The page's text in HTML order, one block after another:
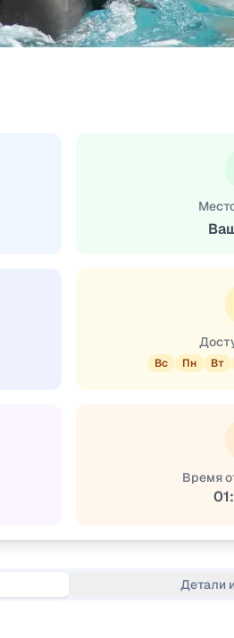
Вс Пн Вт
Время
Детали